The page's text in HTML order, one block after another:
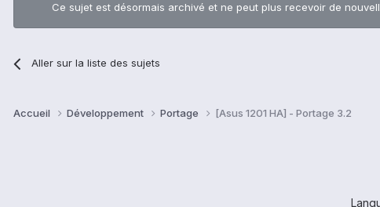
Ce sujet est désormais archivé et ne peut plus recevoir de
Aller sur la liste des sujets
Accueil Développement Portage [Asus 1201 HA] - Portage 3.2